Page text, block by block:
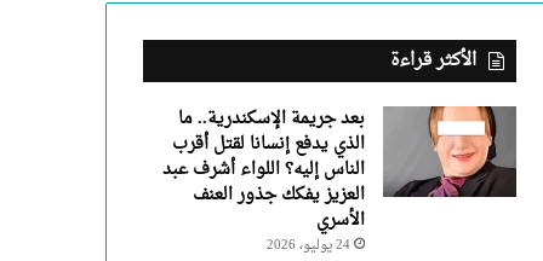
يفكك
جذور
العنف
الأسري
الأكثر قراءة
بعد جريمة الإسكندرية.. ما
الذي يدفع إنسانا لقتل أقرب
الناس إليه؟ اللواء أشرف عبد
العزيز يفكك جذور العنف
الأسري
24 يوليو، 2026